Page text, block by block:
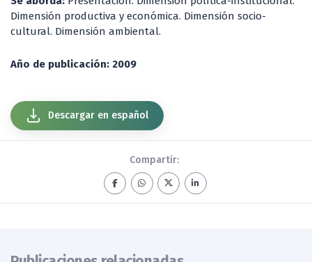
Dimensión productiva y económica. Dimensión socio-
cultural. Dimensión ambiental.
Año de publicación: 2009
Descargar en español
Compartir: